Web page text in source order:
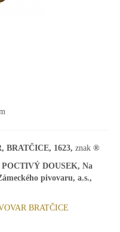
BRATČICE, 1623, znak ®
DOUSEK, Na
pivovaru, a.s.,
BRATČICE